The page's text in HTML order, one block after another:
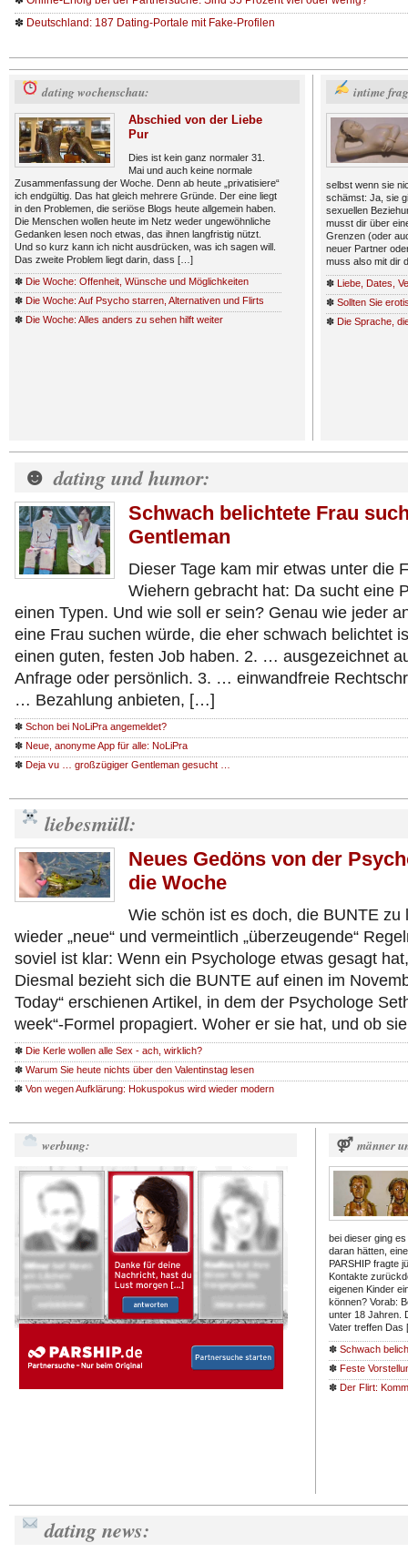
✽ Deutschland: 187 Dating-Portale mit Fake-Profilen
dating wochenschau:
Abschied von der Liebe
Pur
Dies ist kein ganz normaler 31.
Mai und auch keine normale
Zusammenfassung der Woche. Denn ab heute „privatisiere“
ich endgültig. Das hat gleich mehrere Gründe. Der eine liegt
in den Problemen, die seriöse Blogs heute allgemein haben.
Die Menschen wollen heute im Netz weder ungewöhnliche
Gedanken lesen noch etwas, das ihnen langfristig nützt.
Und so kurz kann ich nicht ausdrücken, was ich sagen will.
Das zweite Problem liegt darin, dass […]
✽ Die Woche: Offenheit, Wünsche und Möglichkeiten
✽ Die Woche: Auf Psycho starren, Alternativen und Flirts
✽ Die Woche: Alles anders zu sehen hilft weiter
intime
selbst wenn sie
schämst: Ja, sie
sexuellen
musst dir über
Grenzen (oder
neuer Partner
muss also mit dir
✽ Liebe, Dates,
✽ Sollten Sie
✽ Die Sprache,
☻ dating und humor:
Schwach belichtete Frau
Gentleman
Dieser Tage kam mir etwas unter die
Wiehern gebracht hat: Da sucht eine
einen Typen. Und wie soll er sein? Genau wie jeder
eine Frau suchen würde, die eher schwach belichtet
einen guten, festen Job haben. 2. … ausgezeichnet
Anfrage oder persönlich. 3. … einwandfreie
… Bezahlung anbieten, […]
✽ Schon bei NoLiPra angemeldet?
✽ Neue, anonyme App für alle: NoLiPra
✽ Deja vu … großzügiger Gentleman gesucht …
liebesmüll:
Neues Gedöns von der
die Woche
Wie schön ist es doch, die BUNTE zu
wieder „neue“ und vermeintlich „überzeugende“
soviel ist klar: Wenn ein Psychologe etwas gesagt
Diesmal bezieht sich die BUNTE auf einen im
Today“ erschienen Artikel, in dem der Psychologe
week“-Formel propagiert. Woher er sie hat, und ob
✽ Die Kerle wollen alle Sex - ach, wirklich?
✽ Warum Sie heute nichts über den Valentinstag lesen
✽ Von wegen Aufklärung: Hokuspokus wird wieder modern
werbung: ⚤ männer
bei dieser ging
daran hätten,
PARSHIP fragte
Kontakte
eigenen Kinder
können? Vorab:
unter 18 Jahren.
Vater treffen
✽ Schwach
✽ Feste
✽ Der Flirt:
dating news: